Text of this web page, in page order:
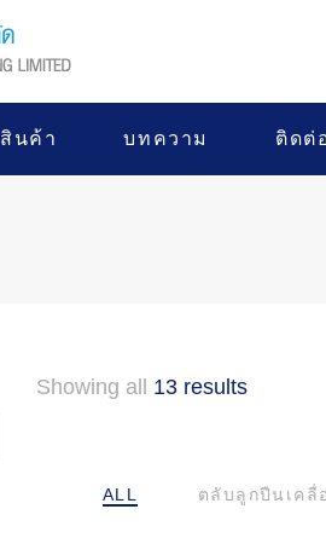
สินค้า บทความ ติดต่
Showing all 13 results
ALL ตลับลูกปืนเคลื่